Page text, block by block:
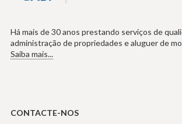
Há mais de 30 anos prestando serviços de
administração de propriedades e aluguer de
Saiba mais...
CONTACTE-NOS